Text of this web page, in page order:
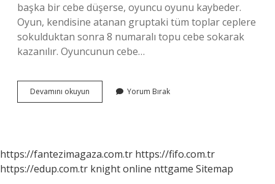
başka bir cebe düşerse, oyuncu oyunu kaybeder.
Oyun, kendisine atanan gruptaki tüm toplar ceplere
sokulduktan sonra 8 numaralı topu cebe sokarak
kazanılır. Oyuncunun cebe…
Devamını okuyun
8
Yorum Bırak
https://fantezimagaza.com.tr https://fifo.com.tr
https://edup.com.tr knight online nttgame Sitemap